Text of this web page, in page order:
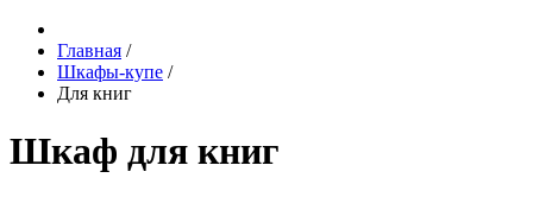
Главная /
Шкафы-купе /
Для книг
Шкаф для книг